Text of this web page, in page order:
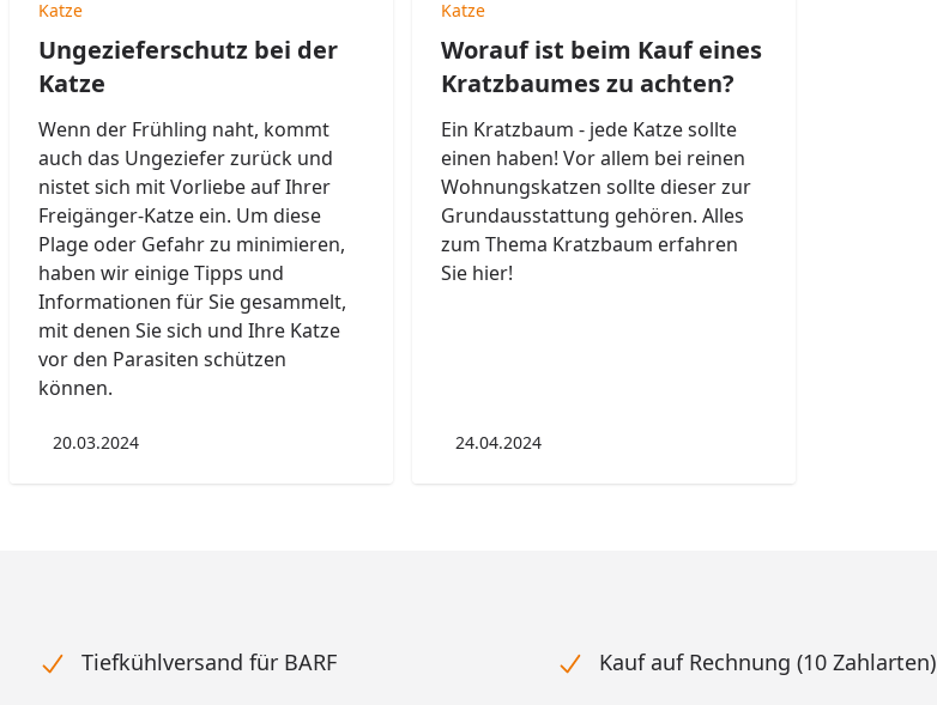
Katze
Ungezieferschutz bei der
Katze
Wenn der Frühling naht, kommt
auch das Ungeziefer zurück und
nistet sich mit Vorliebe auf Ihrer
Freigänger-Katze ein. Um diese
Plage oder Gefahr zu minimieren,
haben wir einige Tipps und
Informationen für Sie gesammelt,
mit denen Sie sich und Ihre Katze
vor den Parasiten schützen
können.
20.03.2024
Katze
Worauf ist beim Kauf eines
Kratzbaumes zu achten?
Ein Kratzbaum - jede Katze sollte
einen haben! Vor allem bei reinen
Wohnungskatzen sollte dieser zur
Grundausstattung gehören. Alles
zum Thema Kratzbaum erfahren
Sie hier!
24.04.2024
Tiefkühlversand für BARF Kauf auf Rechnung (10 Zahlarten)